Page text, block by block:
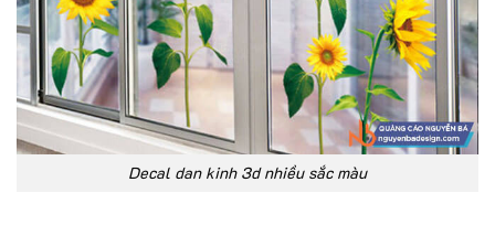
Decal dan kinh 3d nhiều sắc màu